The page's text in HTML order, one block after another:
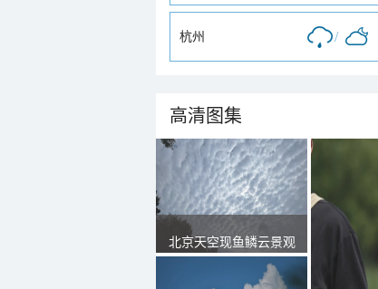
杭州 /
高清图集
北京天空现鱼鳞云景观